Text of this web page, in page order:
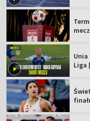
Unia
Liga